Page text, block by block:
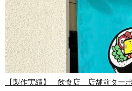
【製作実績】 飲食店 店舗前ター